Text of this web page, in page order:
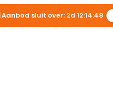
|Aanbod sluit over: 2d 12:14:47